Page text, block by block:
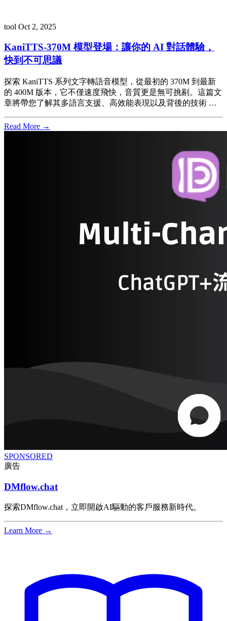
tool Oct 2, 2025
KaniTTS-370M 模型登場：讓你的 AI 對話體驗，
快到不可思議
探索 KaniTTS 系列文字轉語音模型，從最初的 370M 到最新
的 400M 版本，它不僅速度飛快，音質更是無可挑剔。這篇文
章將帶您了解其多語言支援、高效能表現以及背後的技術 …
Read More →
SPONSORED
廣告
DMflow.chat
探索DMflow.chat，立即開啟AI驅動的客戶服務新時代。
Learn More →